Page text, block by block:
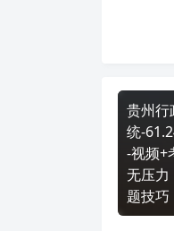
贵州行
统-
-视频+
无压力
题技巧